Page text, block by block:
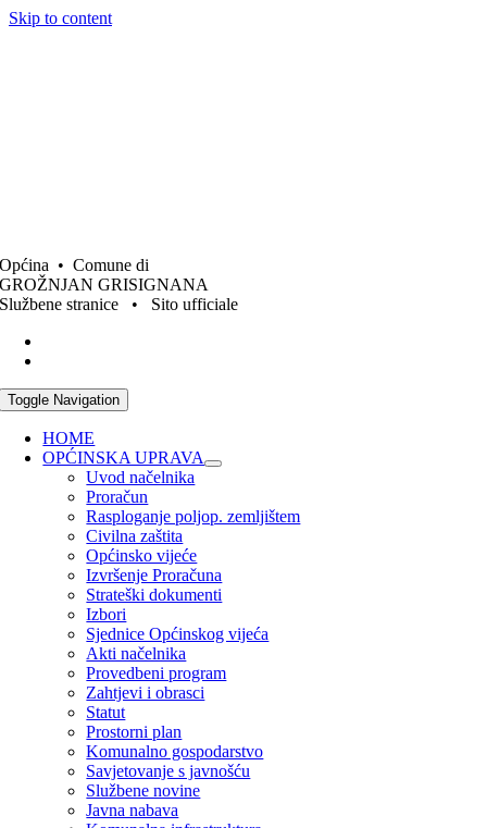
Skip to content
Općina • Comune di
GROŽNJAN GRISIGNANA
Službene stranice • Sito ufficiale
Toggle Navigation
HOME
OPĆINSKA UPRAVA
Uvod načelnika
Proračun
Rasploganje poljop. zemljištem
Civilna zaštita
Općinsko vijeće
Izvršenje Proračuna
Strateški dokumenti
Izbori
Sjednice Općinskog vijeća
Akti načelnika
Provedbeni program
Zahtjevi i obrasci
Statut
Prostorni plan
Komunalno gospodarstvo
Savjetovanje s javnošću
Službene novine
Javna nabava